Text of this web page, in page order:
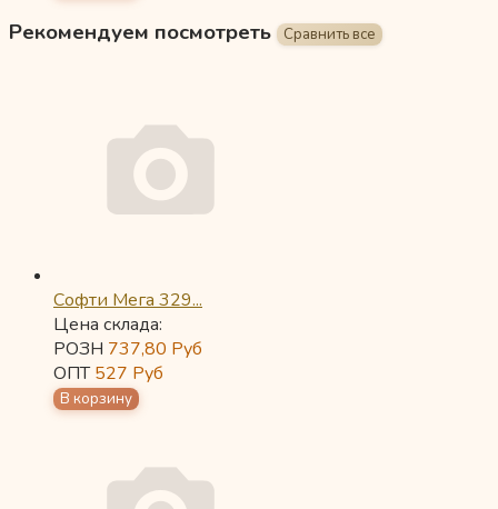
Рекомендуем посмотреть
Софти Мега 329...
Цена склада:
РОЗН 737,80 Руб
ОПТ527 Руб